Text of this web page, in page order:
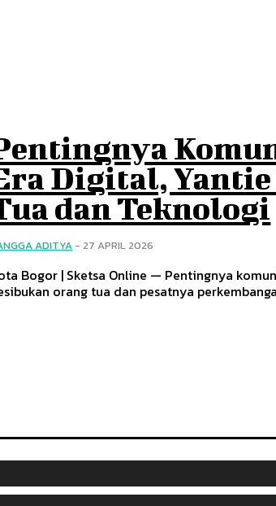
Digital,
dan Teknologi
ADITYA - 27 APRIL 2026
Bogor | Sketsa Online — Pentingnya
orang tua dan pesatnya